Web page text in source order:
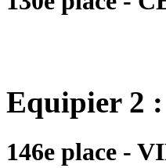
Equipier 2 :
146e place -